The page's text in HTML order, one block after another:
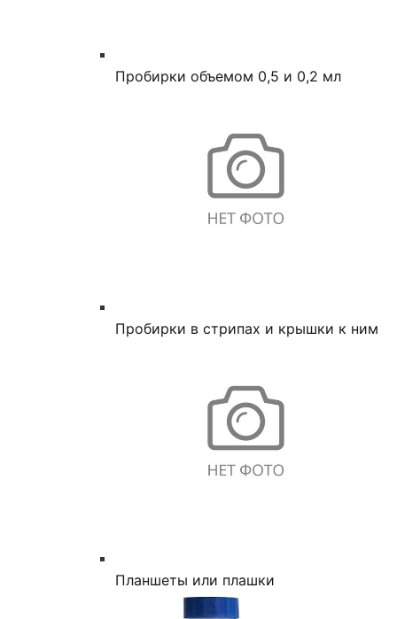
Пробирки объемом 0,5 и 0,2 мл
Пробирки в стрипах и крышки к ним
Планшеты или плашки